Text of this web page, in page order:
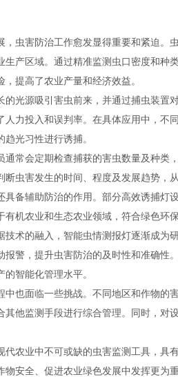
，虫害防治工作愈发显得重要和紧迫
生产区域。通过精准监测虫口密度和种
提高了农业产量和经济效益。
的光源吸引害虫前来，并通过捕虫装
人力投入和误判率。在具体应用中，不
光习性进行诱捕。
通常会定期检查捕获的害虫数量及种
断虫害发生的时间、程度及发展趋势，
具备辅助防治的作用。部分高效诱捕
有机农业和生态农业领域，符合绿色环
技术的融入，智能虫情测报灯逐渐成为
报警，提升虫害防治的及时性和准确性
智能化管理水平。
中也面临一些挑战。不同地区和作物的
其他监测手段进行综合管理。同时，对
代农业中不可或缺的虫害监测工具，具
物安全、促进农业绿色发展中发挥更为